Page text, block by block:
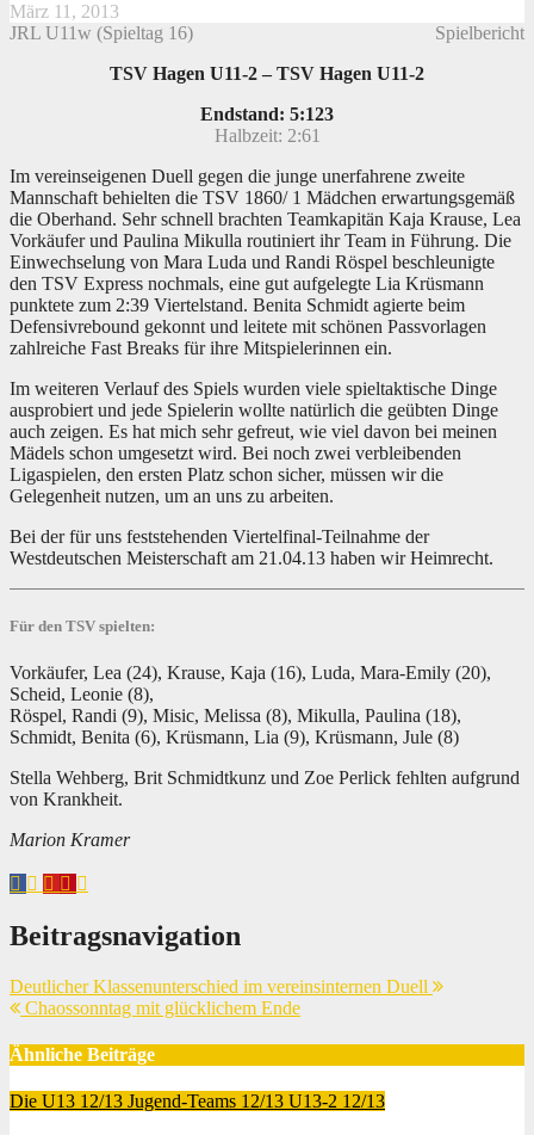
März 11, 2013
JRL U11w (Spieltag 16)
Spielbericht
TSV Hagen U11-2 – TSV Hagen U11-2
Endstand: 5:123
Halbzeit: 2:61
Im vereinseigenen Duell gegen die junge unerfahrene zweite
Mannschaft behielten die TSV 1860/ 1 Mädchen erwartungsgemäß
die Oberhand. Sehr schnell brachten Teamkapitän Kaja Krause, Lea
Vorkäufer und Paulina Mikulla routiniert ihr Team in Führung. Die
Einwechselung von Mara Luda und Randi Röspel beschleunigte
den TSV Express nochmals, eine gut aufgelegte Lia Krüsmann
punktete zum 2:39 Viertelstand. Benita Schmidt agierte beim
Defensivrebound gekonnt und leitete mit schönen Passvorlagen
zahlreiche Fast Breaks für ihre Mitspielerinnen ein.
Im weiteren Verlauf des Spiels wurden viele spieltaktische Dinge
ausprobiert und jede Spielerin wollte natürlich die geübten Dinge
auch zeigen. Es hat mich sehr gefreut, wie viel davon bei meinen
Mädels schon umgesetzt wird. Bei noch zwei verbleibenden
Ligaspielen, den ersten Platz schon sicher, müssen wir die
Gelegenheit nutzen, um an uns zu arbeiten.
Bei der für uns feststehenden Viertelfinal-Teilnahme der
Westdeutschen Meisterschaft am 21.04.13 haben wir Heimrecht.
Für den TSV spielten:
Vorkäufer, Lea (24), Krause, Kaja (16), Luda, Mara-Emily (20),
Scheid, Leonie (8),
Röspel, Randi (9), Misic, Melissa (8), Mikulla, Paulina (18),
Schmidt, Benita (6), Krüsmann, Lia (9), Krüsmann, Jule (8)
Stella Wehberg, Brit Schmidtkunz und Zoe Perlick fehlten aufgrund
von Krankheit.
Marion Kramer
Beitragsnavigation
Deutlicher Klassenunterschied im vereinsinternen Duell
Chaossonntag mit glücklichem Ende
Ähnliche Beiträge
Die U13 12/13 Jugend-Teams 12/13 U13-2 12/13